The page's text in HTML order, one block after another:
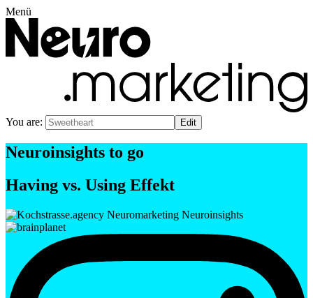
Menü
You are:
Neuroinsights to go
Having vs. Using Effekt